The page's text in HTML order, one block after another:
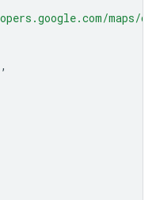
maps/
,